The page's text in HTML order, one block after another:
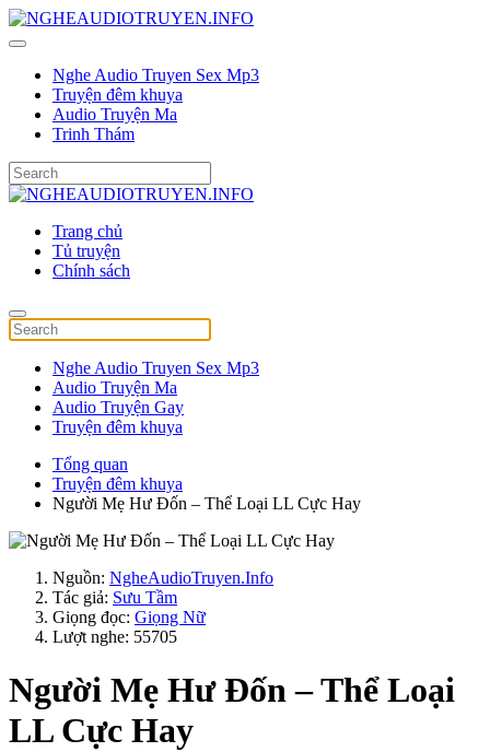
Nghe Audio Truyen Sex Mp3
Truyện đêm khuya
Audio Truyện Ma
Trinh Thám
Trang chủ
Tủ truyện
Chính sách
Nghe Audio Truyen Sex Mp3
Audio Truyện Ma
Audio Truyện Gay
Truyện đêm khuya
Tổng quan
Truyện đêm khuya
Người Mẹ Hư Đốn – Thể Loại LL Cực Hay
Nguồn: NgheAudioTruyen.Info
Tác giả: Sưu Tầm
Giọng đọc: Giọng Nữ
Lượt nghe: 55705
Người Mẹ Hư Đốn – Thể Loại
LL Cực Hay